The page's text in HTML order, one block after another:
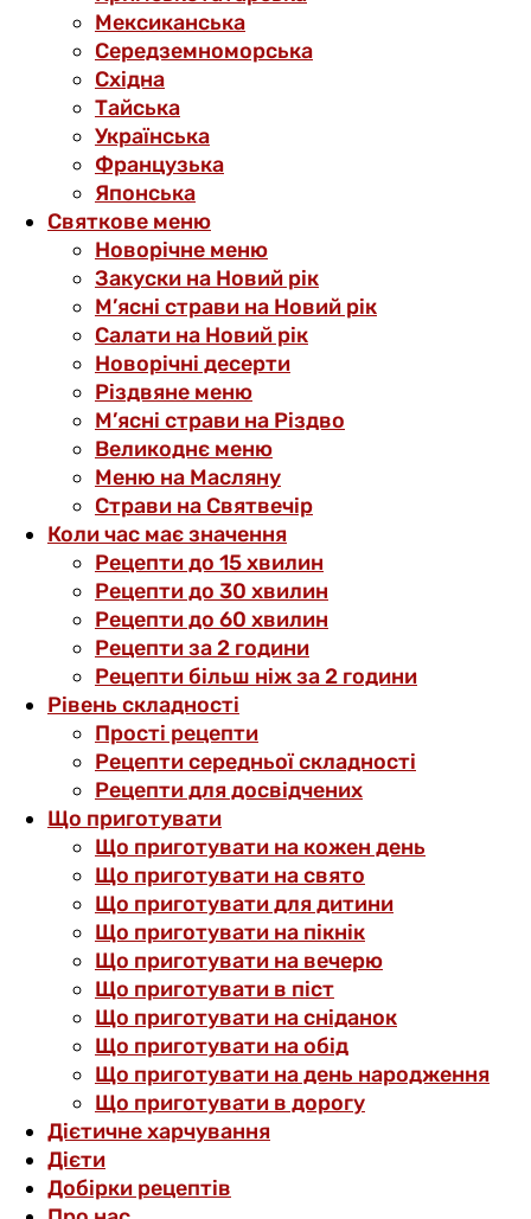
Мексиканська
Середземноморська
Східна
Тайська
Українська
Французька
Японська
Святкове меню
Новорічне меню
Закуски на Новий рік
М’ясні страви на Новий рік
Салати на Новий рік
Новорічні десерти
Різдвяне меню
М’ясні страви на Різдво
Великоднє меню
Меню на Масляну
Страви на Святвечір
Коли час має значення
Рецепти до 15 хвилин
Рецепти до 30 хвилин
Рецепти до 60 хвилин
Рецепти за 2 години
Рецепти більш ніж за 2 години
Рівень складності
Прості рецепти
Рецепти середньої складності
Рецепти для досвідчених
Що приготувати
Що приготувати на кожен день
Що приготувати на свято
Що приготувати для дитини
Що приготувати на пікнік
Що приготувати на вечерю
Що приготувати в піст
Що приготувати на сніданок
Що приготувати на обід
Що приготувати на день народження
Що приготувати в дорогу
Дієтичне харчування
Дієти
Добірки рецептів